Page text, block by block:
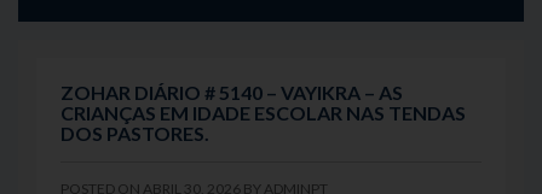
ZOHAR DIÁRIO # 5140 – VAYIKRA – AS
CRIANÇAS EM IDADE ESCOLAR NAS TENDAS
DOS PASTORES.
POSTED ON ABRIL 30, 2026 BY ADMINPT